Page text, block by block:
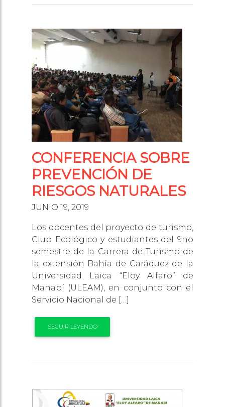
CONFERENCIA SOBRE
PREVENCIÓN DE
RIESGOS NATURALES
JUNIO 19, 2019
Los docentes del proyecto de turismo,
Club Ecológico y estudiantes del 9no
semestre de la Carrera de Turismo de
la extensión Bahía de Caráquez de la
Universidad Laica “Eloy Alfaro” de
Manabí (ULEAM), en conjunto con el
Servicio Nacional de […]
SEGUIR LEYENDO